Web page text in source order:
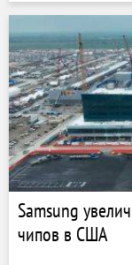
Samsung
чипов в США